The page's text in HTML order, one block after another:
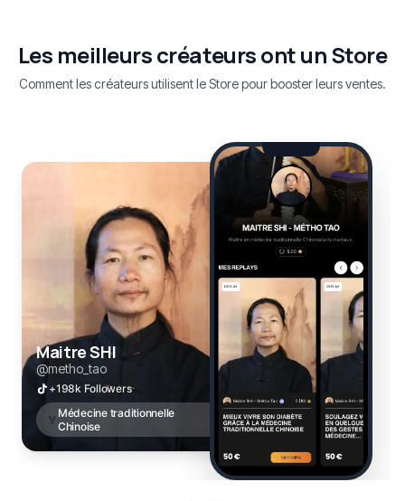
Les meilleurs créateurs ont un Store
Comment les créateurs utilisent le Store pour booster leurs ventes.
Maitre SHI
@metho_tao
+198k Followers
🏅 Médecine traditionnelle
Chinoise